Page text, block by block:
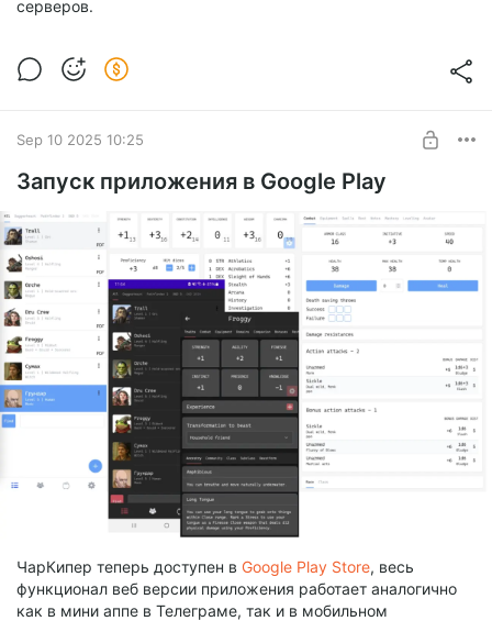
серверов.
Sep 10 2025 10:25
Запуск приложения в Google Play
ЧарКипер теперь доступен в Google Play Store, весь
функционал веб версии приложения работает аналогично
как в мини аппе в Телеграме, так и в мобильном